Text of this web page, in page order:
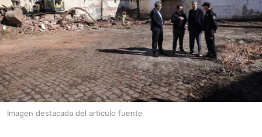
Imagen destacada del articulo fuente